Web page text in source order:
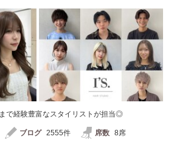
で経験豊富なスタイリストが担当◎
ブログ 2555件 席数 8席